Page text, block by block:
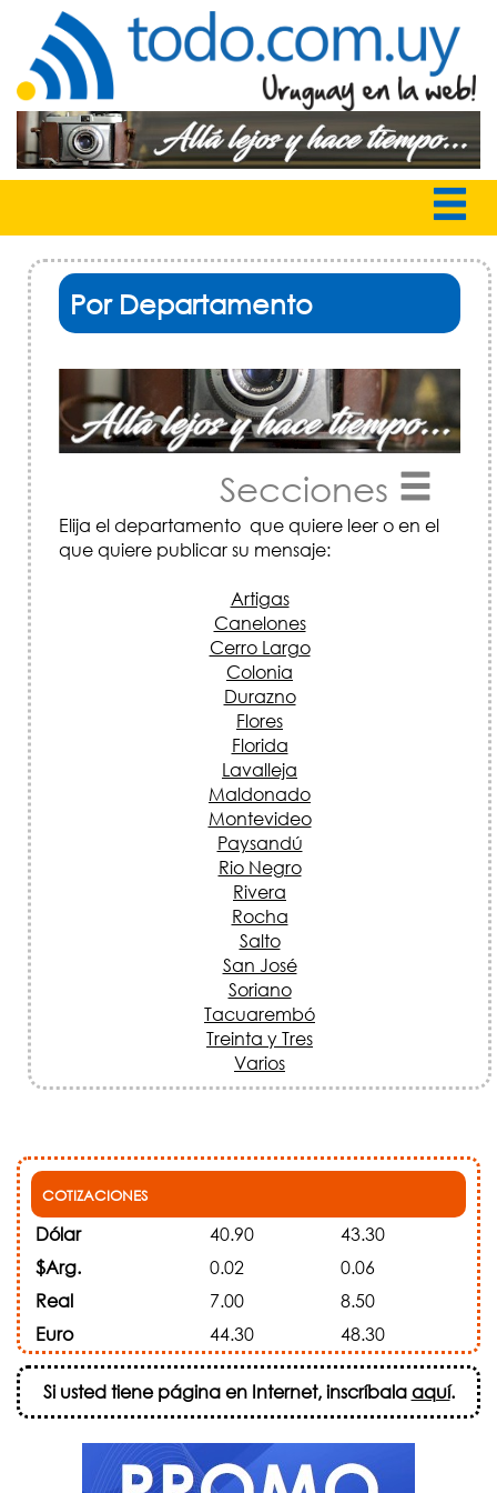
Por Departamento
Secciones
Elija el departamento que quiere leer o en el
que quiere publicar su mensaje:
Artigas
Canelones
Cerro Largo
Colonia
Durazno
Flores
Florida
Lavalleja
Maldonado
Montevideo
Paysandú
Rio Negro
Rivera
Rocha
Salto
San José
Soriano
Tacuarembó
Treinta y Tres
Varios
COTIZACIONES
Dólar 40.90
43.30
$Arg.
0.02
0.06
Real
7.00
8.50
Euro
44.30 48.30
Si usted tiene página en Internet, inscríbalaaquí.